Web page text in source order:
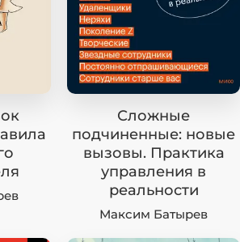
Сложные
подчиненные: новые
вызовы. Практика
управления в
реальности
Максим Батырев